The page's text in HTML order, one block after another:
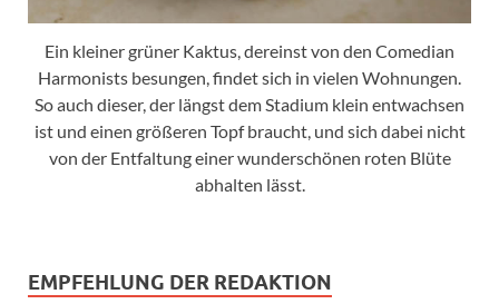
Ein kleiner grüner Kaktus, dereinst von den Comedian
Harmonists besungen, findet sich in vielen Wohnungen.
So auch dieser, der längst dem Stadium klein entwachsen
ist und einen größeren Topf braucht, und sich dabei nicht
von der Entfaltung einer wunderschönen roten Blüte
abhalten lässt.
EMPFEHLUNG DER REDAKTION